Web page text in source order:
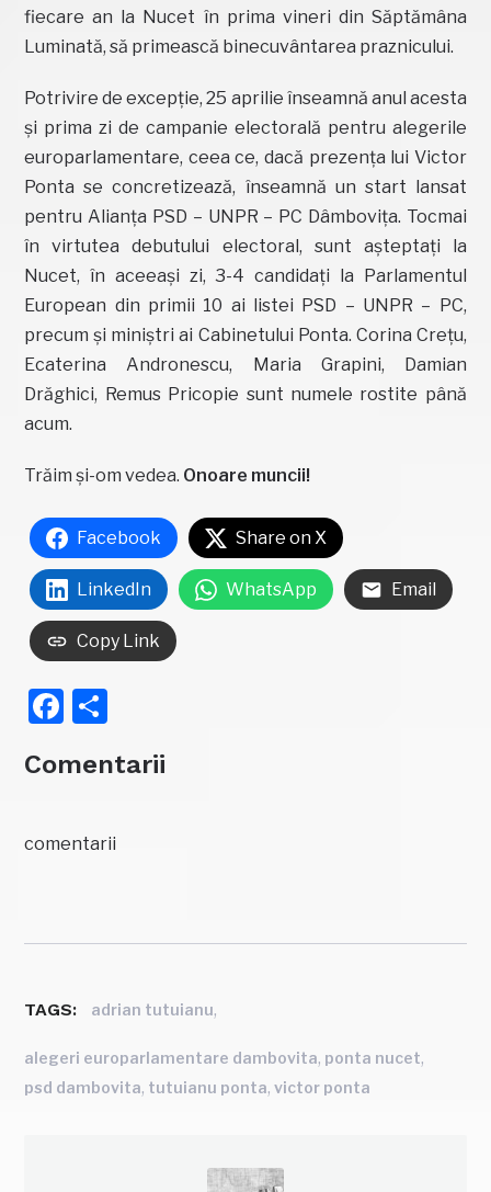
fiecare an la Nucet în prima vineri din Săptămâna
Luminată, să primească binecuvântarea praznicului.
Potrivire de excepție, 25 aprilie înseamnă anul acesta
și prima zi de campanie electorală pentru alegerile
europarlamentare, ceea ce, dacă prezența lui Victor
Ponta se concretizează, înseamnă un start lansat
pentru Alianța PSD – UNPR – PC Dâmbovița. Tocmai
în virtutea debutului electoral, sunt așteptați la
Nucet, în aceeași zi, 3-4 candidați la Parlamentul
European din primii 10 ai listei PSD – UNPR – PC,
precum și miniștri ai Cabinetului Ponta. Corina Crețu,
Ecaterina Andronescu, Maria Grapini, Damian
Drăghici, Remus Pricopie sunt numele rostite până
acum.
Trăim și-om vedea. Onoare muncii!
Facebook Share on X
LinkedIn WhatsApp Email
Copy Link
Facebook
Comentarii
comentarii
TAGS: adrian tutuianu,
alegeri europarlamentare dambovita, ponta nucet,
psd dambovita, tutuianu ponta,victor ponta